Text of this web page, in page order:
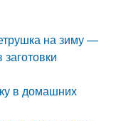
на зиму —
в домашних